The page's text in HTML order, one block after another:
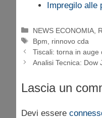
Impregilo
Categorie
NEWS ECONOMIA
Tag
Bpm
rinnovo cda
Tiscali: torna in auge
Analisi Tecnica: Dow
Lascia un
Devi essere